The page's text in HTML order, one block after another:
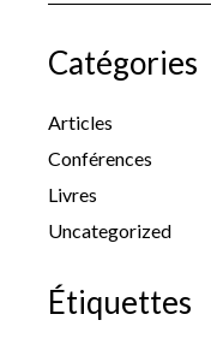
Catégories
Articles
Conférences
Livres
Uncategorized
Étiquettes